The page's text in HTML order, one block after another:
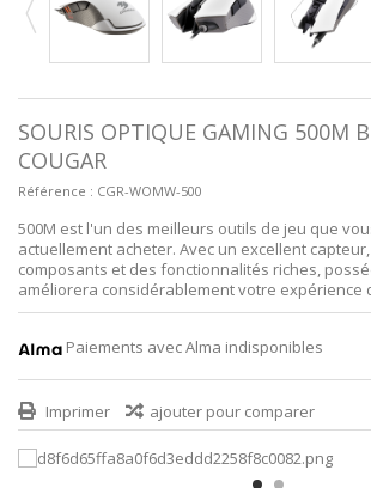
SOURIS OPTIQUE GAMING 500M
COUGAR
Référence : CGR-WOMW-500
500M est l'un des meilleurs outils de jeu que
actuellement acheter. Avec un excellent
composants et des fonctionnalités riches,
améliorera considérablement votre expérience
Paiements avec Alma indisponibles
Imprimer ajouter pour comparer